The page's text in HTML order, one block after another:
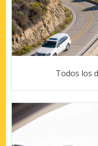
Todos los